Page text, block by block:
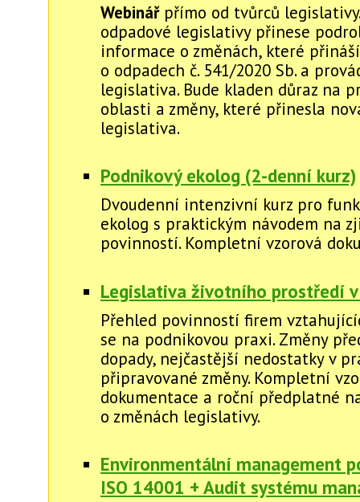
Webinářpřímo od tvůrců
odpadové legislativy přinese
informace o změnách, které
o odpadech č. 541/2020 Sb. a
legislativa. Bude kladen důraz na
oblasti a změny, které přinesla
legislativa.
Podnikový ekolog (2-denní kurz)
Dvoudenní intenzivní kurz pro
ekolog s praktickým návodem na
povinností. Kompletní vzorová
Legislativa životního prostředí
Přehled povinností firem
se na podnikovou praxi. Změny
dopady, nejčastější nedostatky v
připravované změny. Kompletní
dokumentace a roční předplatné
o změnách legislativy.
Environmentální management
ISO 14001 + Audit systému